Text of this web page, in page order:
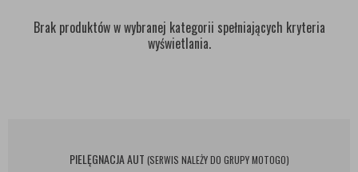
Brak produktów w wybranej kategorii spełniających kryteria
wyświetlania.
PIELĘGNACJA AUT (SERWIS NALEŻY DO GRUPY MOTOGO)